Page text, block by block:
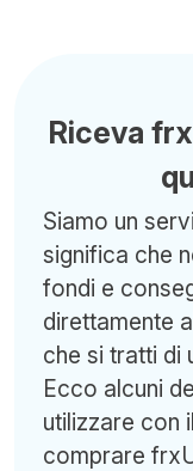
Riceva
Siamo un
significa che
fondi e
direttamente
che si tratti di
Ecco alcuni
utilizzare con
comprare